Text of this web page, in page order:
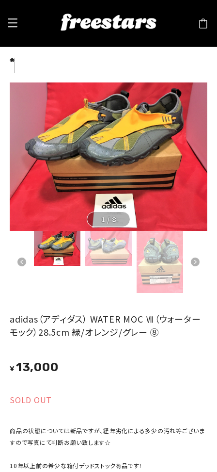
1 / 8
adidas（アディダス） WATER MOC Ⅶ（ウォーター
モック）28.5cm 緑/オレンジ/グレー ⑧
¥13,000
SOLD OUT
商品の状態については新品ですが、経年劣化による多少の汚れ等ございま
すので写真にて判断お願い致します☆
10年以上前の希少な箱付デッドストック商品です！